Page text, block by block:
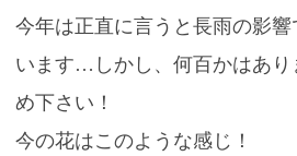
今年は正直に言うと長雨の影
います…しかし、何百かはあ
め下さい！
今の花はこのような感じ！